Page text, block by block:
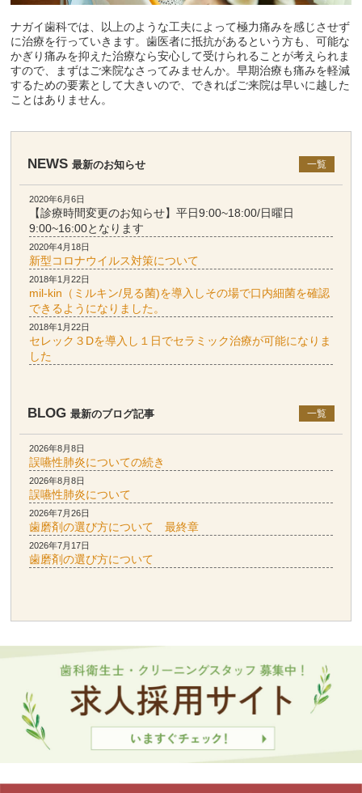
ナガイ歯科では、以上のような工夫によって極力痛みを感じさせず
に治療を行っていきます。歯医者に抵抗があるという方も、可能な
かぎり痛みを抑えた治療なら安心して受けられることが考えられま
すので、まずはご来院なさってみませんか。早期治療も痛みを軽減
するための要素として大きいので、できればご来院は早いに越した
ことはありません。
NEWS 最新のお知らせ 一覧
2020年6月6日
【診療時間変更のお知らせ】平日9:00~18:00/日曜日
9:00~16:00となります
2020年4月18日
新型コロナウイルス対策について
2018年1月22日
mil-kin（ミルキン/見る菌)を導入しその場で口内細菌を確認
できるようになりました。
2018年1月22日
セレック３Dを導入し１日でセラミック治療が可能になりま
した
BLOG 最新のブログ記事 一覧
2026年8月8日
誤嚥性肺炎についての続き
2026年8月8日
誤嚥性肺炎について
2026年7月26日
歯磨剤の選び方について 最終章
2026年7月17日
歯磨剤の選び方について